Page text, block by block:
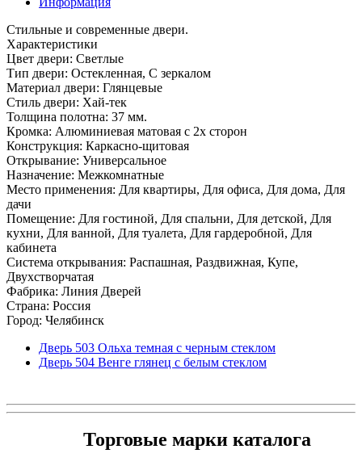
Стильные и современные двери.
Характеристики
Цвет двери: Светлые
Тип двери: Остекленная, С зеркалом
Материал двери: Глянцевые
Стиль двери: Хай-тек
Толщина полотна: 37 мм.
Кромка: Алюминиевая матовая с 2х сторон
Конструкция: Каркасно-щитовая
Открывание: Универсальное
Назначение: Межкомнатные
Место применения: Для квартиры, Для офиса, Для дома, Для
дачи
Помещение: Для гостиной, Для спальни, Для детской, Для
кухни, Для ванной, Для туалета, Для гардеробной, Для
кабинета
Система открывания: Распашная, Раздвижная, Купе,
Двухстворчатая
Фабрика: Линия Дверей
Страна: Россия
Город: Челябинск
Дверь 503 Ольха темная с черным стеклом
Дверь 504 Венге глянец с белым стеклом
Торговые марки каталога